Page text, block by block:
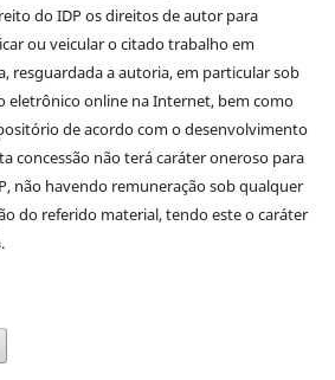
do IDP os direitos de autor para
ou veicular o citado trabalho em
resguardada a autoria, em particular sob
eletrônico online na Internet, bem como
de acordo com o desenvolvimento
concessão não terá caráter oneroso para
não havendo remuneração sob qualquer
do referido material, tendo este o caráter